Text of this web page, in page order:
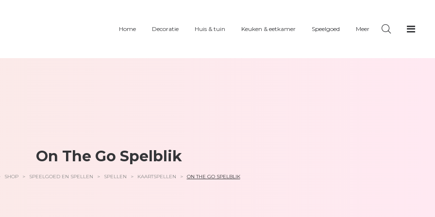
Home Decoratie Huis & tuin Keuken & eetkamer Speelgoed Meer
On The Go Spelblik
SHOP > SPEELGOED EN SPELLEN > SPELLEN > KAARTSPELLEN > ON THE GO SPELBLIK